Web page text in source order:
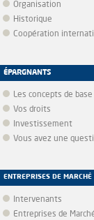
Organisation
Historique
Coopération
ÉPARGNANTS
Les concepts de base
Vos droits
Investissement
Vous avez une
ENTREPRISES DE
Intervenants
Entreprises de